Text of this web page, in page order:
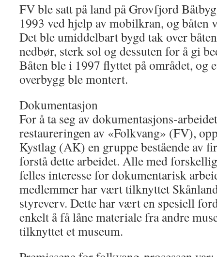
FV ble satt på land på Grovfjord
1993 ved hjelp av mobilkran, og båten
Det ble umiddelbart bygd tak over
nedbør, sterk sol og dessuten for å gi
Båten ble i 1997 flyttet på området, og
overbygg ble montert.
Dokumentasjon
For å ta seg av dokumentasjons-
restaureringen av «Folkvang» (FV),
Kystlag (AK) en gruppe bestående av
forstå dette arbeidet. Alle med
felles interesse for dokumentarisk
medlemmer har vært tilknyttet
styreverv. Dette har vært en spesiell
enkelt å få låne materiale fra andre
tilknyttet et museum.